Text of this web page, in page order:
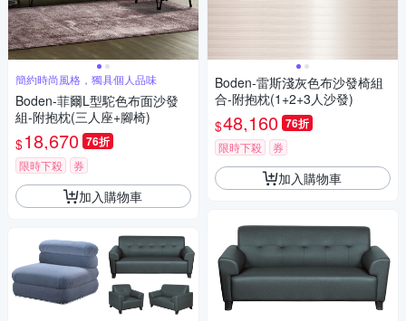
簡約時尚風格，獨具個人品味
Boden-菲爾L型駝色布面沙發
組-附抱枕(三人座+腳椅)
$18,670 76折
限時下殺 券
加入購物車
Boden-雷斯淺灰色布沙發椅組
合-附抱枕(1+2+3人沙發)
$48,160 76折
限時下殺 券
加入購物車